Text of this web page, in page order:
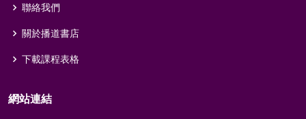
聯絡我們
關於播道書店
下載課程表格
網站連結